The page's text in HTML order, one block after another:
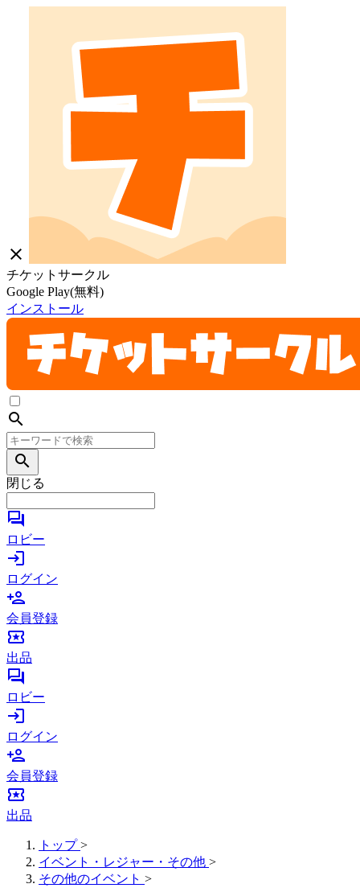
close
チケットサークル
Google Play(無料)
インストール
search
search
閉じる
forum
ロビー
login
ログイン
person_add
会員登録
local_activity
出品
forum
ロビー
login
ログイン
person_add
会員登録
local_activity
出品
トップ >
イベント・レジャー・その他 >
その他のイベント >